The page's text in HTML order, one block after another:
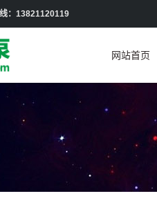
：13821120119
网站首页